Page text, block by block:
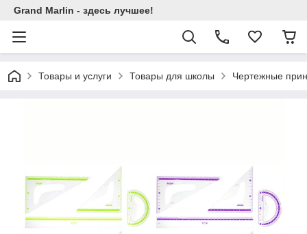
Grand Marlin - здесь лучшее!
Товары и услуги Товары для школы Чертежные